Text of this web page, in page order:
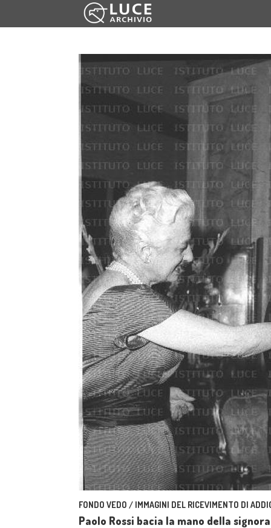
FONDO VEDO / IMMAGINI DEL RICEVIMENTO DI
Paolo Rossi bacia la mano della